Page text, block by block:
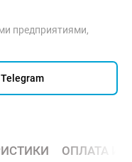
предприятиями,
ОПЛАТА И